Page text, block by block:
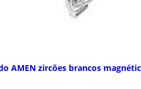
AMEN zircões brancos